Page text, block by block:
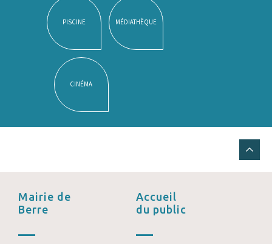
PISCINE MÉDIATHÈQUE
CINÉMA
Mairie de
Berre
Accueil
du public